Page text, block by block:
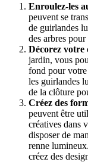
Enroulez-les
peuvent se
de guirlandes
des arbres
Décorez votre
jardin, vous
fond pour
les guirlandes
de la clôture
Créez des
peuvent être
créatives dans
disposer de
renne
créez des